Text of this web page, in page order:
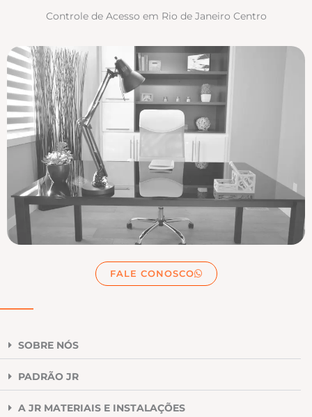
Controle de Acesso em Rio de Janeiro Centro
FALE CONOSCO
SOBRE NÓS
PADRÃO JR
A JR MATERIAIS E INSTALAÇÕES